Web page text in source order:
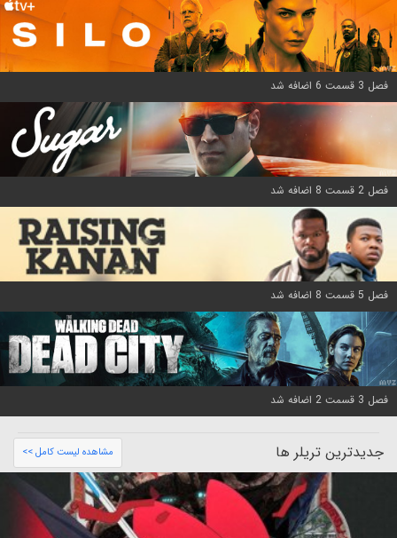
فصل 3 قسمت 6 اضافه شد
فصل 2 قسمت 8 اضافه شد
فصل 5 قسمت 8 اضافه شد
فصل 3 قسمت 2 اضافه شد
جدیدترین تریلر ها مشاهده لیست کامل >>